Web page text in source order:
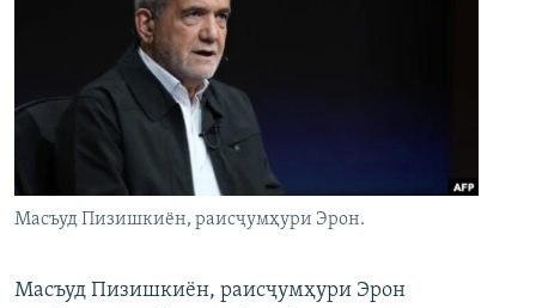
Масъуд Пизишкиён, раисҷумҳури Эрон.
Масъуд Пизишкиён, раисҷумҳури Эрон